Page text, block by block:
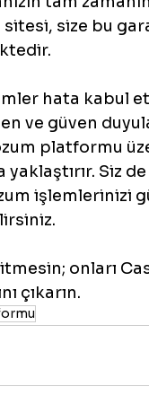
sitesi, size bu
hata kabul
ve güven
platformu
yaklaştırır. Siz
işlemlerinizi
onları
çıkarın.